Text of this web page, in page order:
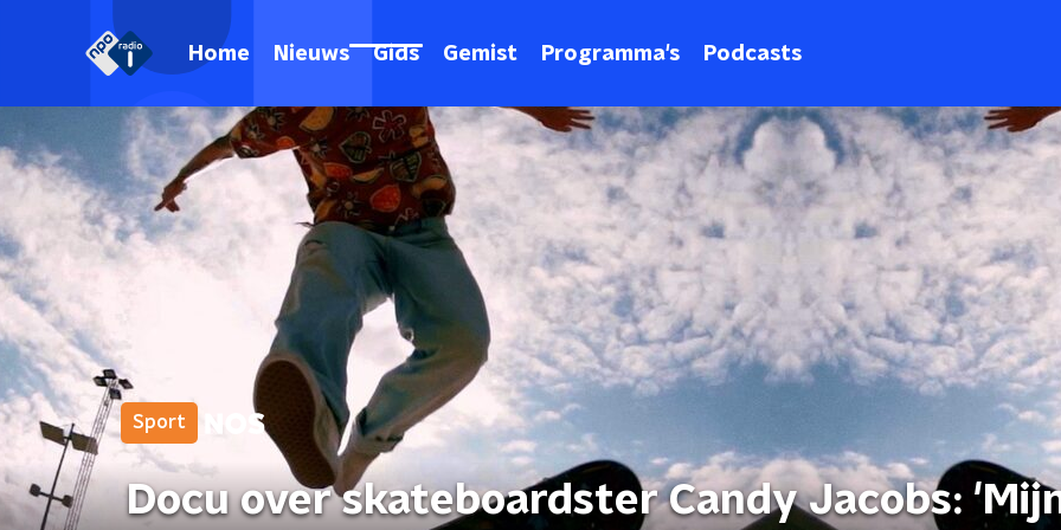
Home Nieuws Gids Gemist Programma's Podcasts
Sport
Docu over skateboardster Candy Jacobs: